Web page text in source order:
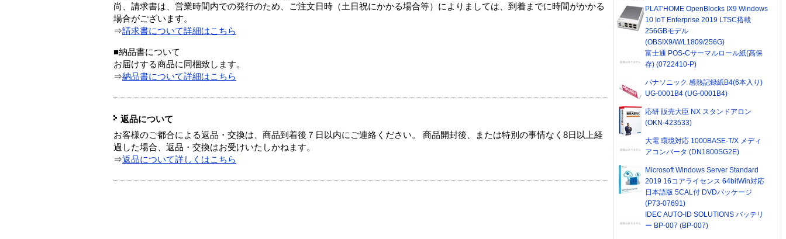
尚、請求書は、営業時間内での発行のため、ご注文日時（土日祝にかかる場合等）によりましては、到着までに時間がかかる
場合がございます。
⇒請求書について詳細はこちら
■納品書について
お届けする商品に同梱致します。
⇒納品書について詳細はこちら
返品について
お客様のご都合による返品・交換は、商品到着後７日以内にご連絡ください。 商品開封後、または特別の事情なく8日以上経
過した場合、返品・交換はお受けいたしかねます。
⇒返品について詳しくはこちら
PLAT'HOME OpenBlocks IX9 Windows
10 IoT Enterprise 2019 LTSC搭載
256GBモデル
(OBSIX9/W/L1809/256G)
富士通 POS-Cサーマルロール紙(高保
存) (0722410-P)
パナソニック 感熱記録紙B4(6本入り)
UG-0001B4 (UG-0001B4)
応研 販売大臣 NX スタンドアロン
(OKN-423533)
大電 環境対応 1000BASE-T/X メディ
アコンバータ (DN1800SG2E)
Microsoft Windows Server Standard
2019 16コアライセンス 64bitWin対応
日本語版 5CAL付 DVDパッケージ
(P73-07691)
IDEC AUTO-ID SOLUTIONS バッテリ
ー BP-007 (BP-007)